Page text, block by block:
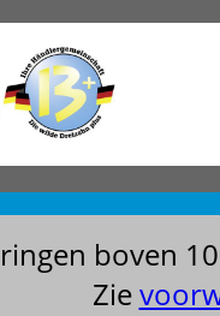
boven
Zie